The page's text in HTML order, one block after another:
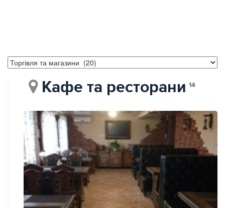
Кафе та ресторани 14